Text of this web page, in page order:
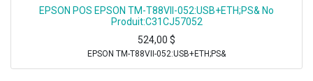
EPSON POS EPSON TM-T88VII-052:USB+ETH;PS& No
Produit:C31CJ57052
524,00 $
EPSON TM-T88VII-052:USB+ETH;PS&